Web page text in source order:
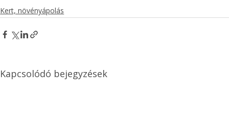
Kert, növényápolás
Kapcsolódó bejegyzések